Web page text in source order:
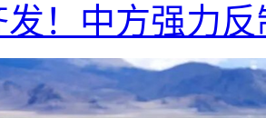
发！中方强力